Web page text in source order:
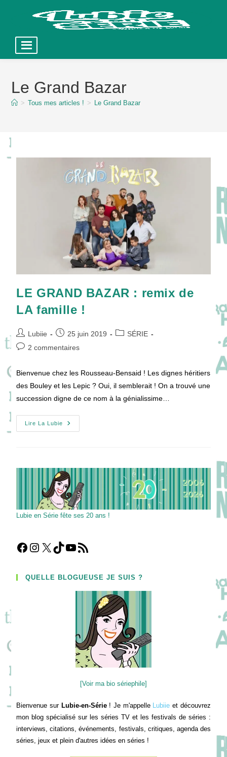
contentLe Grand Bazar
> Tous mes articles ! > Le Grand Bazar
LE GRAND BAZAR : remix de
LA famille !
Auteur/autrice
de
Lubiie
Publication
publiée :
25 juin 2019
PostSÉRIE
Commentaires
2 commentaires
Bienvenue chez les Rousseau-Bensaid ! Les dignes héritiers
des Bouley et les Lepic ? Oui, il semblerait ! On a trouvé une
succession digne de ce nom à la génialissime…
Lire La Lubie
LE
GRAND
LA
Famille
!
Lubie en Série fête ses 20 ans !
Facebook
Instagram
X TikTokYouTube
Flux RSS
QUELLE BLOGUEUSE JE SUIS ?
[Voir ma bio sériephile]
Bienvenue sur Lubie-en-Série! Je m'appelle Lubiie et découvrez
mon blog spécialisé sur les séries TV et les festivals de séries :
interviews, citations, événements, festivals, critiques, agenda des
séries, jeux et plein d'autres idées en séries !